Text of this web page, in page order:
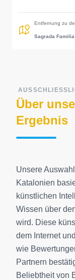
Entfernung zu
Sagrada Familia
Über
Ergebnis
Unsere
Katalonien
künstlichen
Wissen über
wird. Diese
dem Internet
wie
Partnern
Beliebtheit von